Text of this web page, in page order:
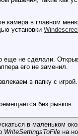
камера в главном
установки
еще не сделали.
его не заменил.
в папку с игрой.
без рывков.
в маленьком
WriteSettingsToFile на